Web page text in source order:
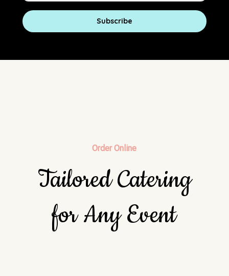
Subscribe
Order Online
Tailored Catering
for Any Event